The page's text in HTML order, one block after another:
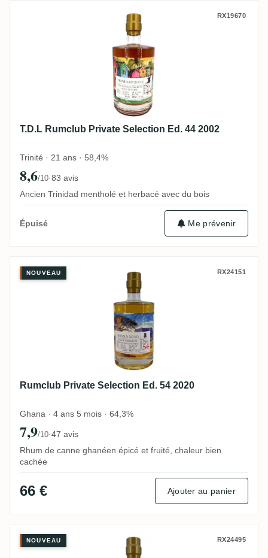
T.D.L Rumclub Private Selection Ed. 44
RX19670
T.D.L Rumclub Private Selection Ed. 44 2002
Trinité · 21 ans · 58,4%
8,6/10·83 avis
Ancien Trinidad mentholé et herbacé avec du bois
Épuisé Me prévenir
Rumclub Private Selection Ed. 54 2020
NOUVEAU RX24151
Rumclub Private Selection Ed. 54 2020
Ghana · 4 ans 5 mois · 64,3%
7,9/10·47 avis
Rhum de canne ghanéen épicé et fruité, chaleur bien
cachée
66 € Ajouter au panier
Rumclub Private Selection Ed. 55 (Navy
NOUVEAU RX24495